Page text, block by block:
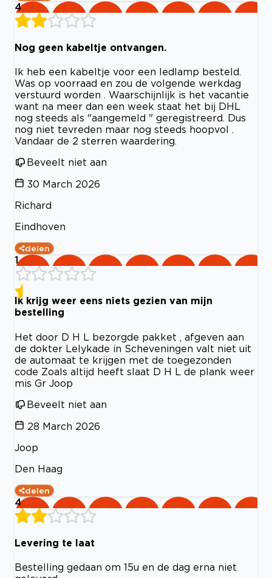
4
Nog geen kabeltje ontvangen.
Ik heb een kabeltje voor een ledlamp besteld.
Was op voorraad en zou de volgende werkdag
verstuurd worden . Waarschijnlijk is het vacantie
want na meer dan een week staat het bij DHL
nog steeds als "aangemeld " geregistreerd. Dus
nog niet tevreden maar nog steeds hoopvol .
Vandaar de 2 sterren waardering.
Beveelt niet aan
30 March 2026
Richard
Eindhoven
delen
1
Ik krijg weer eens niets gezien van mijn
bestelling
Het door D H L bezorgde pakket , afgeven aan
de dokter Lelykade in Scheveningen valt niet uit
de automaat te krijgen met de toegezonden
code Zoals altijd heeft slaat D H L de plank weer
mis Gr Joop
Beveelt niet aan
28 March 2026
Joop
Den Haag
delen
4
Levering te laat
Bestelling gedaan om 15u en de dag erna niet